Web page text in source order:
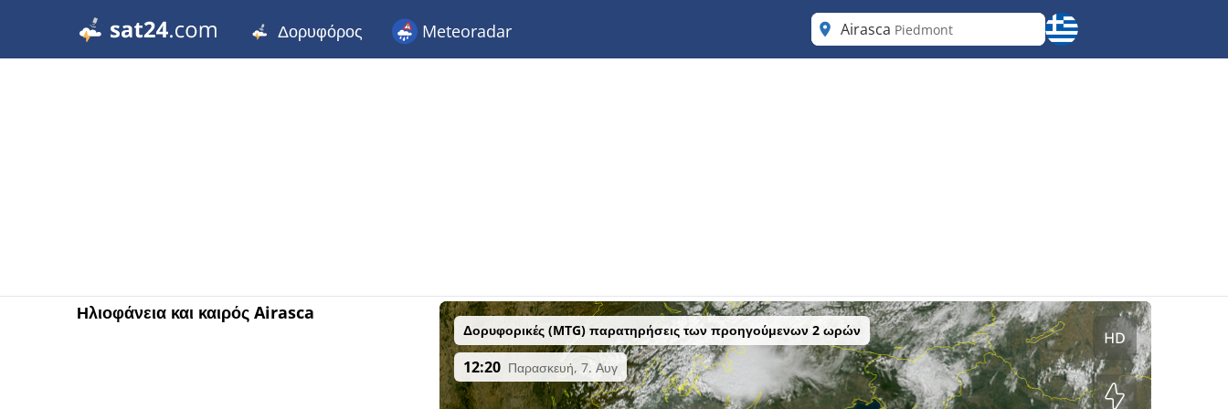
Δορυφόρος Meteoradar Airasca Piedmont
Ηλιοφάνεια και καιρός Airasca
Δορυφορικές (MTG) παρατηρήσεις των προηγούμενων 2 ωρών
12:20 Παρασκευή, 7. Αυγ